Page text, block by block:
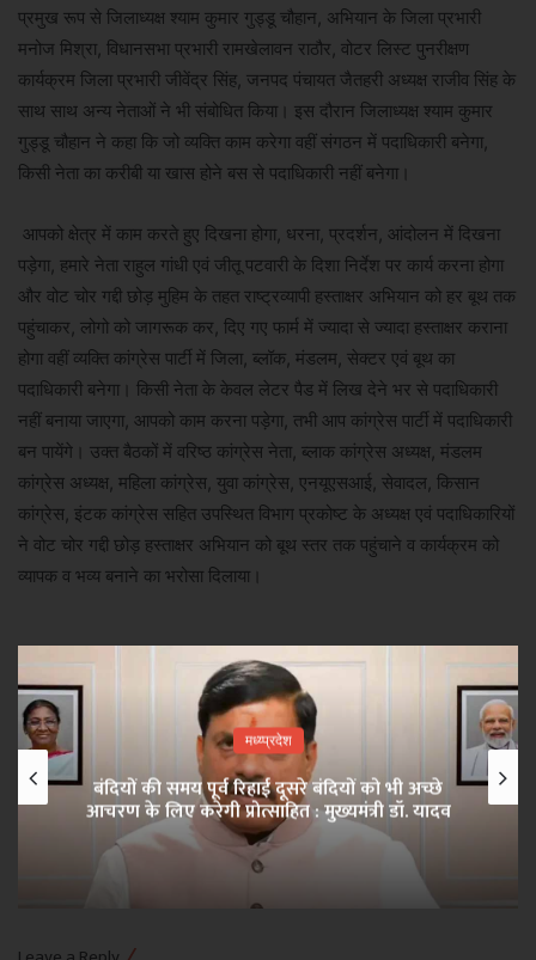
प्रमुख रूप से जिलाध्यक्ष श्याम कुमार गुड्डू चौहान, अभियान के जिला प्रभारी
मनोज मिश्रा, विधानसभा प्रभारी रामखेलावन राठौर, वोटर लिस्ट पुनरीक्षण
कार्यक्रम जिला प्रभारी जीवेंद्र सिंह, जनपद पंचायत जैतहरी अध्यक्ष राजीव सिंह के
साथ साथ अन्य नेताओं ने भी संबोधित किया। इस दौरान जिलाध्यक्ष श्याम कुमार
गुड्डू चौहान ने कहा कि जो व्यक्ति काम करेगा वहीं संगठन में पदाधिकारी बनेगा,
किसी नेता का करीबी या खास होने बस से पदाधिकारी नहीं बनेगा।
आपको क्षेत्र में काम करते हुए दिखना होगा, धरना, प्रदर्शन, आंदोलन में दिखना
पड़ेगा, हमारे नेता राहुल गांधी एवं जीतू पटवारी के दिशा निर्देश पर कार्य करना होगा
और वोट चोर गद्दी छोड़ मुहिम के तहत राष्ट्रव्यापी हस्ताक्षर अभियान को हर बूथ तक
पहुंचाकर, लोगो को जागरूक कर, दिए गए फार्म में ज्यादा से ज्यादा हस्ताक्षर कराना
होगा वहीं व्यक्ति कांग्रेस पार्टी में जिला, ब्लॉक, मंडलम, सेक्टर एवं बूथ का
पदाधिकारी बनेगा। किसी नेता के केवल लेटर पैड में लिख देने भर से पदाधिकारी
नहीं बनाया जाएगा, आपको काम करना पड़ेगा, तभी आप कांग्रेस पार्टी में पदाधिकारी
बन पायेंगे। उक्त बैठकों में वरिष्ठ कांग्रेस नेता, ब्लाक कांग्रेस अध्यक्ष, मंडलम
कांग्रेस अध्यक्ष, महिला कांग्रेस, युवा कांग्रेस, एनयूएसआई, सेवादल, किसान
कांग्रेस, इंटक कांग्रेस सहित उपस्थित विभाग प्रकोष्ट के अध्यक्ष एवं पदाधिकारियों
ने वोट चोर गद्दी छोड़ हस्ताक्षर अभियान को बूथ स्तर तक पहुंचाने व कार्यक्रम को
व्यापक व भव्य बनाने का भरोसा दिलाया।
मध्य्प्रदेश
बंदियों की समय पूर्व रिहाई दूसरे बंदियों को भी अच्छे
आचरण के लिए करेगी प्रोत्साहित : मुख्यमंत्री डॉ. यादव